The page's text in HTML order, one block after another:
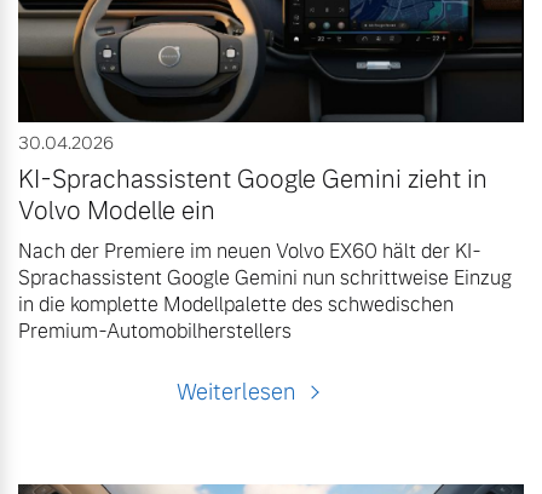
30.04.2026
KI-Sprachassistent Google Gemini zieht in
Volvo Modelle ein
Nach der Premiere im neuen Volvo EX60 hält der KI-
Sprachassistent Google Gemini nun schrittweise Einzug
in die komplette Modellpalette des schwedischen
Premium-Automobilherstellers
Weiterlesen